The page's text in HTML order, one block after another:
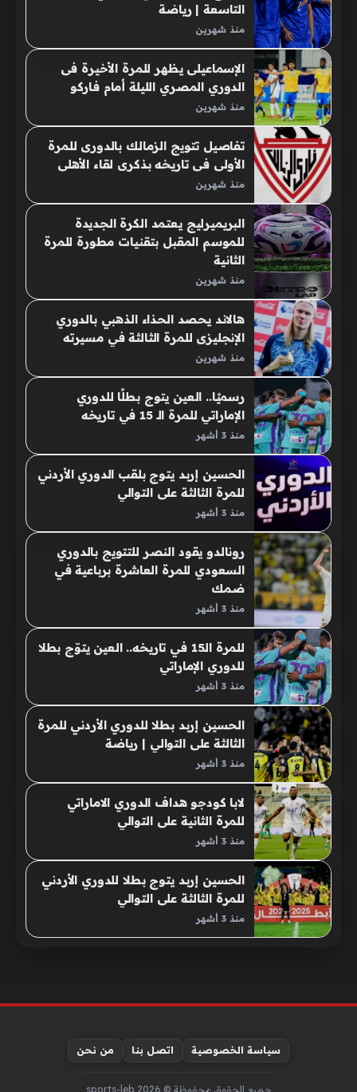
التاسعة | رياضة
منذ شهرين
الإسماعيلى يظهر للمرة الأخيرة فى
الدوري المصري الليلة أمام فاركو
منذ شهرين
تفاصيل تتويج الزمالك بالدورى للمرة
الأولى فى تاريخه بذكرى لقاء الأهلى
منذ شهرين
البريميرليج يعتمد الكرة الجديدة
للموسم المقبل بتقنيات مطورة للمرة
الثانية
منذ شهرين
هالاند يحصد الحذاء الذهبي بالدوري
الإنجليزى للمرة الثالثة في مسيرته
منذ شهرين
رسميًا.. العين يتوج بطلًا للدوري
الإماراتي للمرة الـ 15 في تاريخه
منذ 3 أشهر
الحسين إربد يتوج بلقب الدوري الأردني
للمرة الثالثة على التوالي
منذ 3 أشهر
رونالدو يقود النصر للتتويج بالدوري
السعودي للمرة العاشرة برباعية في
ضمك
منذ 3 أشهر
للمرة الـ15 في تاريخه.. العين يتوّج بطلا
للدوري الإماراتي
منذ 3 أشهر
الحسين إربد بطلا للدوري الأردني للمرة
الثالثة على التوالي | رياضة
منذ 3 أشهر
لابا كودجو هداف الدوري الاماراتي
للمرة الثانية على التوالي
منذ 3 أشهر
الحسين إربد يتوج بطلا للدوري الأردني
للمرة الثالثة على التوالي
منذ 3 أشهر
سياسة الخصوصية اتصل بنا من نحن
جميع الحقوق محفوظة © sports-leb 2026